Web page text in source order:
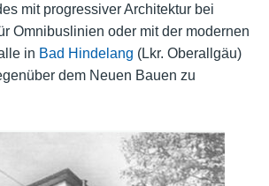
mit progressiver Architektur bei
Omnibuslinien oder mit der modernen
in Bad Hindelang (Lkr. Oberallgäu)
dem Neuen Bauen zu